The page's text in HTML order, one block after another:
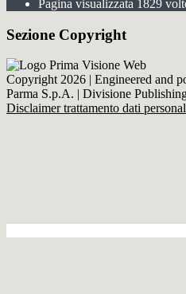
Pagina visualizzata 1829
Sezione Copyright
Copyright 2026 | Engineered and
Parma S.p.A. | Divisione
Disclaimer trattamento dati